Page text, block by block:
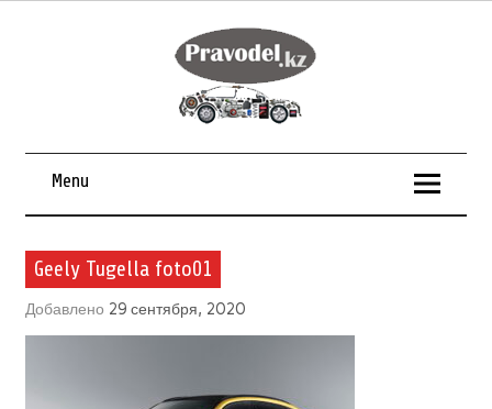
Menu
Geely Tugella foto01
Добавлено 29 сентября, 2020